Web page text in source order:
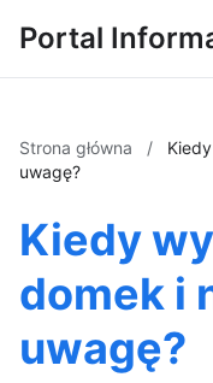
Portal
Strona główna /
uwagę?
Kiedy
domek i
uwagę?